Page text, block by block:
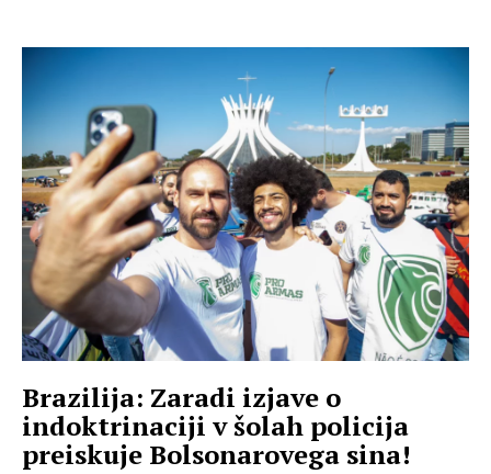
Brazilija: Zaradi izjave o
indoktrinaciji v šolah policija
preiskuje Bolsonarovega sina!